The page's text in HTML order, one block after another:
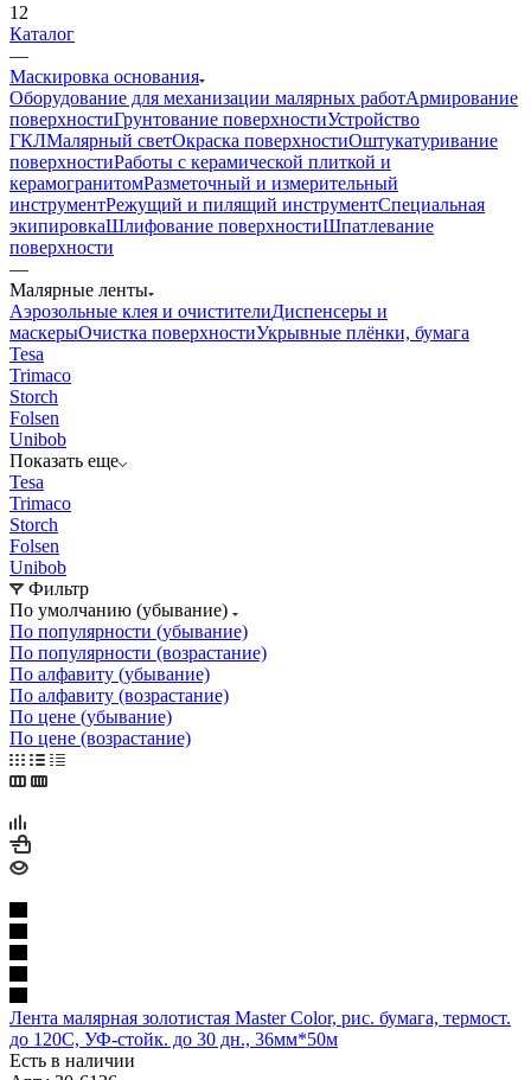
12
Каталог
—
Маскировка основания
Оборудование для механизации малярных работАрмирование
поверхностиГрунтование поверхностиУстройство
ГКЛМалярный светОкраска поверхностиОштукатуривание
поверхностиРаботы с керамической плиткой и
керамогранитомРазметочный и измерительный
инструментРежущий и пилящий инструментСпециальная
экипировкаШлифование поверхностиШпатлевание
поверхности
—
Малярные ленты
Аэрозольные клея и очистителиДиспенсеры и
маскерыОчистка поверхностиУкрывные плёнки, бумага
Tesa
Trimaco
Storch
Folsen
Unibob
Показать еще
Tesa
Trimaco
Storch
Folsen
Unibob
Фильтр
По умолчанию (убывание)
По популярности (убывание)
По популярности (возрастание)
По алфавиту (убывание)
По алфавиту (возрастание)
По цене (убывание)
По цене (возрастание)
Лента малярная золотистая Master Color, рис. бумага, термост.
до 120С, УФ-стойк. до 30 дн., 36мм*50м
Есть в наличии